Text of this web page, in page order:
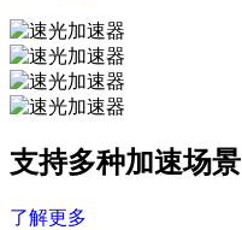
支持多种加速场景
了解更多